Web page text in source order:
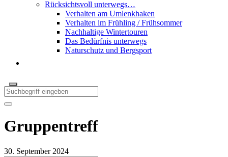
Rücksichtsvoll unterwegs…
Verhalten am Umlenkhaken
Verhalten im Frühling / Frühsommer
Nachhaltige Wintertouren
Das Bedürfnis unterwegs
Naturschutz und Bergsport
Gruppentreff
30. September 2024